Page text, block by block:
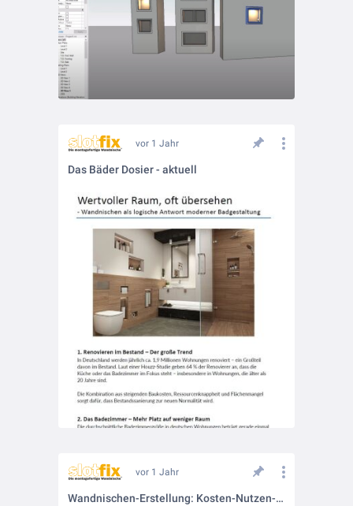
vor 1 Jahr
Das Bäder Dosier - aktuell
vor 1 Jahr
Wandnischen-Erstellung: Kosten-Nutzen-Kalkulation